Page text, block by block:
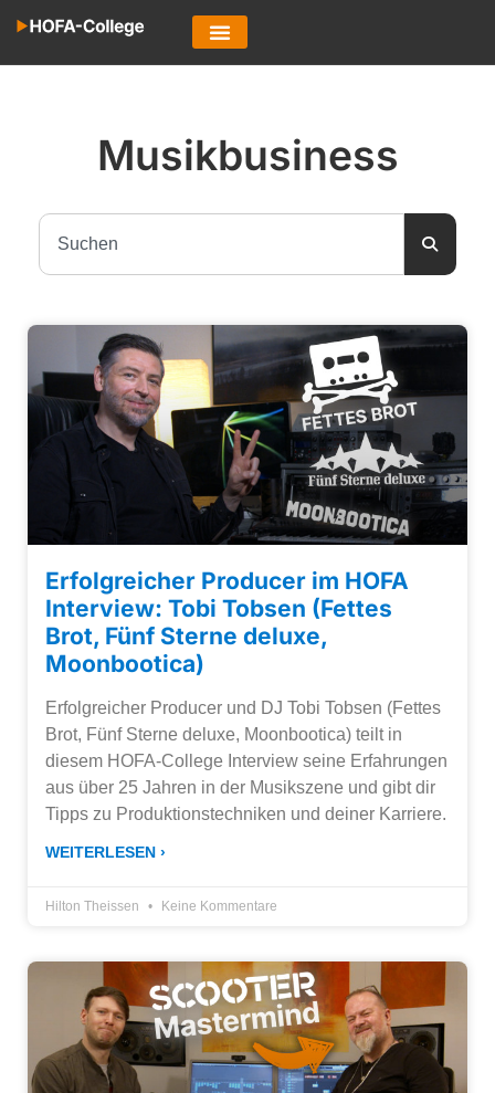
Musikbusiness
Erfolgreicher Producer im HOFA
Interview: Tobi Tobsen (Fettes
Brot, Fünf Sterne deluxe,
Moonbootica)
Erfolgreicher Producer und DJ Tobi Tobsen (Fettes
Brot, Fünf Sterne deluxe, Moonbootica) teilt in
diesem HOFA-College Interview seine Erfahrungen
aus über 25 Jahren in der Musikszene und gibt dir
Tipps zu Produktionstechniken und deiner Karriere.
WEITERLESEN ›
Hilton Theissen Keine Kommentare